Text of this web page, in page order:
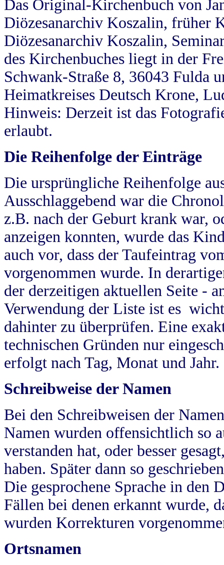
Das Original-Kirchenbuch von
Diözesanarchiv Koszalin, früher
Diözesanarchiv Koszalin,
des Kirchenbuches liegt in der
Schwank-Straße 8, 36043 Fulda
Heimatkreises Deutsch Krone,
Hinweis: Derzeit ist das
erlaubt.
Die Reihenfolge der Einträge
Die ursprüngliche Reihenfolge
Ausschlaggebend war die
z.B. nach der Geburt krank war,
anzeigen konnten, wurde das
auch vor, dass der Taufeintrag
vorgenommen wurde. In
der derzeitigen aktuellen Seite -
Verwendung der Liste ist es
dahinter zu überprüfen. Eine
technischen Gründen nur
erfolgt nach Tag, Monat und Jahr.
Schreibweise der Namen
Bei den Schreibweisen der
Namen wurden offensichtlich so
verstanden hat, oder besser
haben. Später dann so
Die gesprochene Sprache in
Fällen bei denen erkannt wurde,
wurden Korrekturen
Ortsnamen